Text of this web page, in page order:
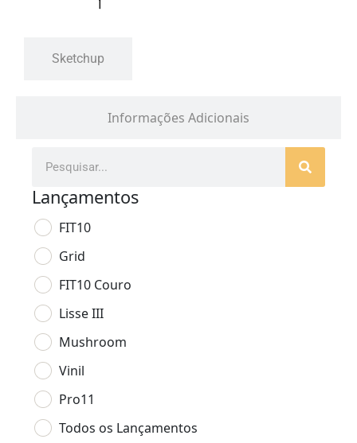
Informações Adicionais
Sketchup
Lançamentos
FIT10
Grid
FIT10 Couro
Lisse III
Mushroom
Vinil
Pro11
Todos os Lançamentos